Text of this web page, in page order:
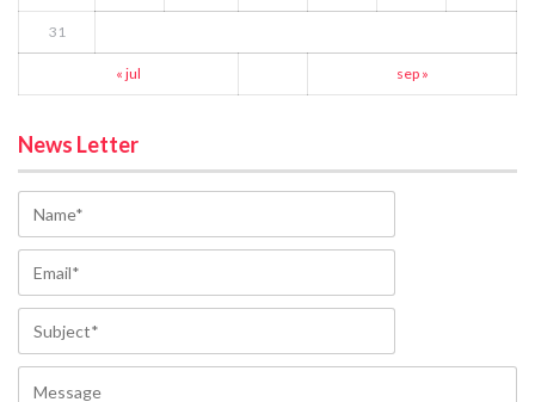
31
« jul sep »
News Letter